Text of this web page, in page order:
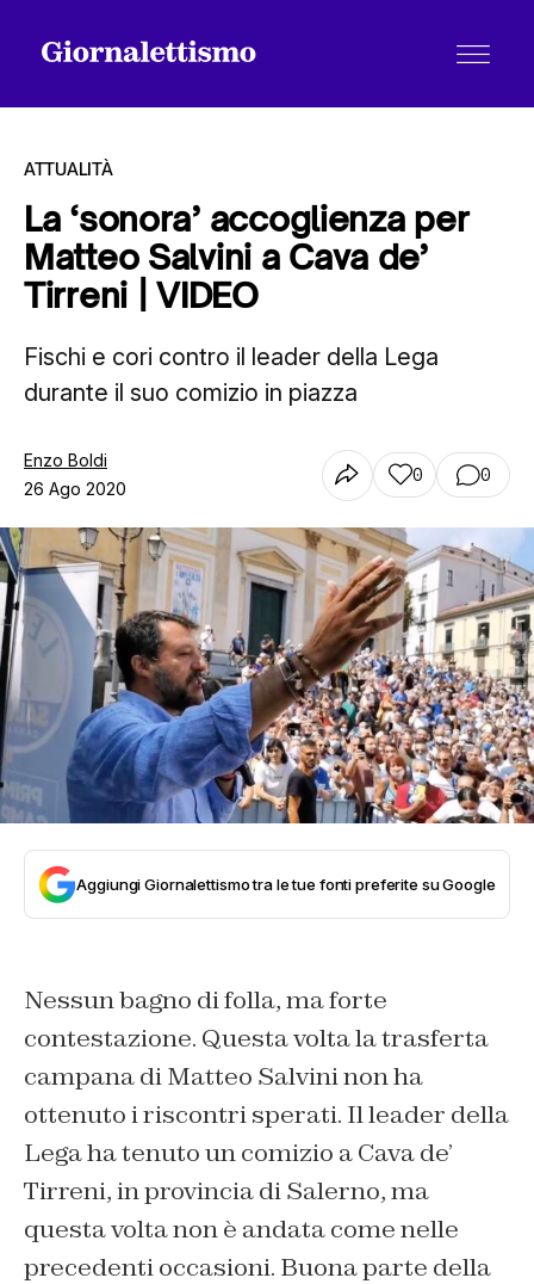
Tutti gli articoli
Chi siamo
Contatti
ATTUALITÀ
La ‘sonora’ accoglienza per
Matteo Salvini a Cava de’
Tirreni | VIDEO
Fischi e cori contro il leader della Lega
durante il suo comizio in piazza
Enzo Boldi
26 Ago 2020
0 0
Aggiungi Giornalettismo tra le tue fonti preferite su Google
Nessun bagno di folla, ma forte
contestazione. Questa volta la trasferta
campana di Matteo Salvini non ha
ottenuto i riscontri sperati. Il leader della
Lega ha tenuto un comizio a Cava de’
Tirreni, in provincia di Salerno, ma
questa volta non è andata come nelle
precedenti occasioni. Buona parte della